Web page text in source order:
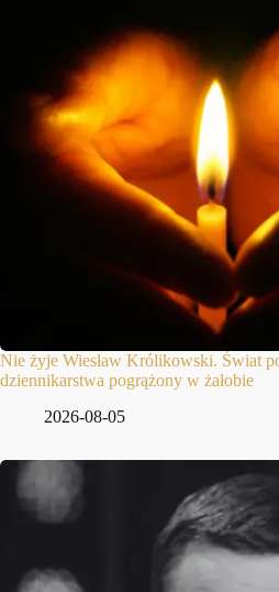
Nie żyje Wiesław Królikowski. Świat
dziennikarstwa pogrążony w żałobie
2026-08-05